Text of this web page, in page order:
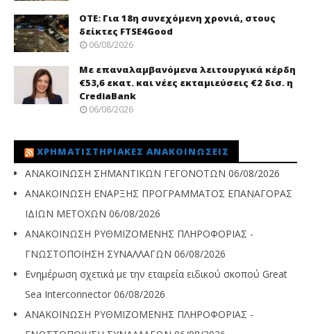
ΟΤΕ: Για 18η συνεχόμενη χρονιά, στους
δείκτες FTSE4Good
06/08/2026
Με επαναλαμβανόμενα λειτουργικά κέρδη
€53,6 εκατ. και νέες εκταμιεύσεις €2 δισ. η
CrediaBank
06/08/2026
ΧΡΗΜΑΤΙΣΤΗΡΙΑΚΈΣ ΑΝΑΚΟΙΝΏΣΕΙΣ
ΑΝΑΚΟΙΝΩΣΗ ΣΗΜΑΝΤΙΚΩΝ ΓΕΓΟΝΟΤΩΝ 06/08/2026
ΑΝΑΚΟΙΝΩΣΗ ΕΝΑΡΞΗΣ ΠΡΟΓΡΑΜΜΑΤΟΣ ΕΠΑΝΑΓΟΡΑΣ
ΙΔΙΩΝ ΜΕΤΟΧΩΝ 06/08/2026
ΑΝΑΚΟΙΝΩΣΗ ΡΥΘΜΙΖΟΜΕΝΗΣ ΠΛΗΡΟΦΟΡΙΑΣ -
ΓΝΩΣΤΟΠΟΙΗΣΗ ΣΥΝΑΛΛΑΓΩΝ 06/08/2026
Ενημέρωση σχετικά με την εταιρεία ειδικού σκοπού Great
Sea Interconnector 06/08/2026
ΑΝΑΚΟΙΝΩΣΗ ΡΥΘΜΙΖΟΜΕΝΗΣ ΠΛΗΡΟΦΟΡΙΑΣ -